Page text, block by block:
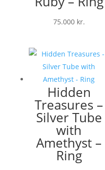
75.000 kr.
Hidden
Treasures –
Silver Tube
with
Amethyst –
Ring